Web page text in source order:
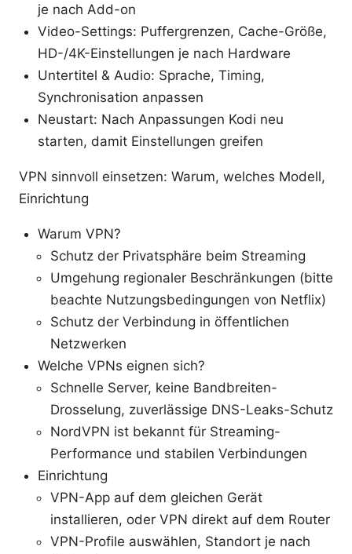
je nach Add-on
Video-Settings: Puffergrenzen, Cache-Größe,
HD-/4K-Einstellungen je nach Hardware
Untertitel & Audio: Sprache, Timing,
Synchronisation anpassen
Neustart: Nach Anpassungen Kodi neu
starten, damit Einstellungen greifen
VPN sinnvoll einsetzen: Warum, welches Modell,
Einrichtung
Warum VPN?
Schutz der Privatsphäre beim Streaming
Umgehung regionaler Beschränkungen (bitte
beachte Nutzungsbedingungen von Netflix)
Schutz der Verbindung in öffentlichen
Netzwerken
Welche VPNs eignen sich?
Schnelle Server, keine Bandbreiten-
Drosselung, zuverlässige DNS-Leaks-Schutz
NordVPN ist bekannt für Streaming-
Performance und stabilen Verbindungen
Einrichtung
VPN-App auf dem gleichen Gerät
installieren, oder VPN direkt auf dem Router
VPN-Profile auswählen, Standort je nach